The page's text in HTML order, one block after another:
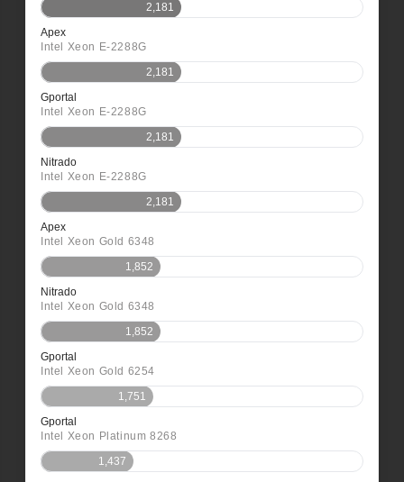
2,181
Apex
Intel Xeon E-2288G
2,181
Gportal
Intel Xeon E-2288G
2,181
Nitrado
Intel Xeon E-2288G
2,181
Apex
Intel Xeon Gold 6348
1,852
Nitrado
Intel Xeon Gold 6348
1,852
Gportal
Intel Xeon Gold 6254
1,751
Gportal
Intel Xeon Platinum 8268
1,437